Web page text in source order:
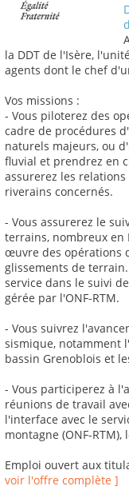
la DDT de l'Isère,
agents dont le chef
Vos missions :
- Vous piloterez des
cadre de procédures
naturels majeurs, ou
fluvial et prendrez en
assurerez les relations
riverains concernés.
- Vous assurerez le
terrains, nombreux en
œuvre des opérations
glissements de
service dans le suivi
gérée par l'ONF-RTM.
- Vous suivrez
sismique, notamment
bassin Grenoblois et
- Vous participerez à
réunions de travail
l'interface avec le
montagne (ONF-RTM),
Emploi ouvert aux
voir l'offre complète ]